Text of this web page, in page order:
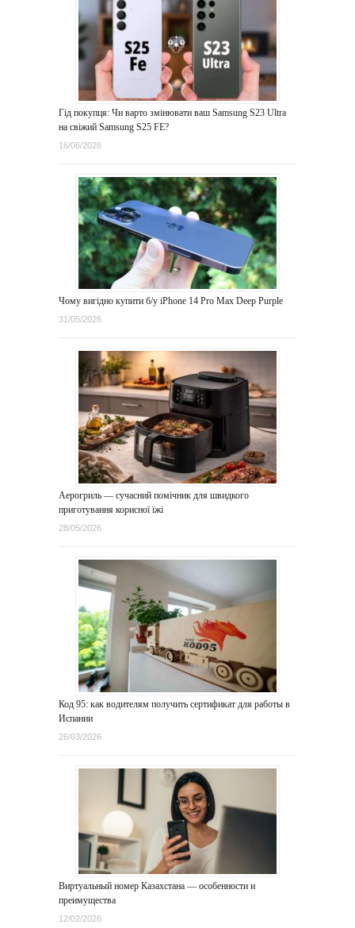
Гід покупця: Чи варто змінювати ваш Samsung S23 Ultra
на свіжий Samsung S25 FE?
16/06/2026
Чому вигідно купити б/у iPhone 14 Pro Max Deep Purple
31/05/2026
Аерогриль — сучасний помічник для швидкого
приготування корисної їжі
28/05/2026
Код 95: как водителям получить сертификат для работы в
Испании
26/03/2026
Виртуальный номер Казахстана — особенности и
преимущества
12/02/2026